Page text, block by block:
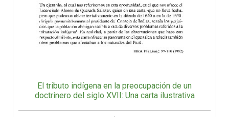
El tributo indígena en la preocupación de un
doctrinero del siglo XVII: Una carta ilustrativa